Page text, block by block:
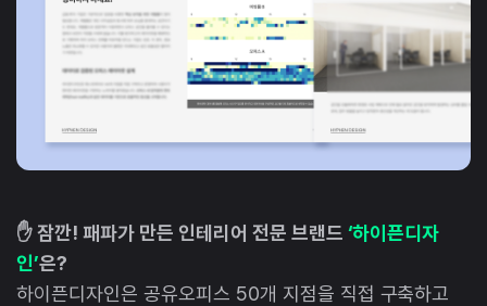
✋ 잠깐! 패파가 만든 인테리어 전문 브랜드 ‘하이픈디자
인’은?
하이픈디자인은 공유오피스 50개 지점을 직접 구축하고